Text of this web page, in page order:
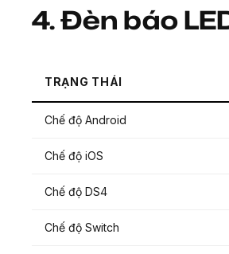
4.Đèn báo
TRẠNG THÁI
Chế độ Android
Chế độ iOS
Chế độ DS4
Chế độ Switch